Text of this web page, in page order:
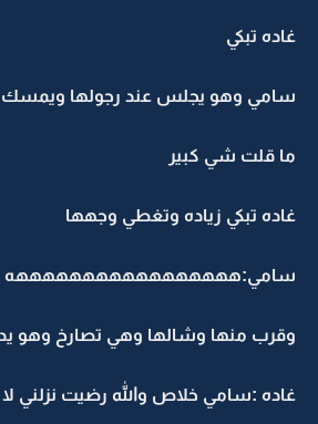
غاده تبكي
سامي وهو يجلس عند رجولها ويمسك
ما قلت شي كبير
غاده تبكي زياده وتغطي وجهها
سامي:هههههههههههههههههه انا
وقرب منها وشالها وهي تصارخ وهو
غاده :سامي خلاص والله رضيت نزلني